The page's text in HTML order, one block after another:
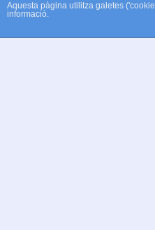
Aquesta pàgina utilitza galetes
informació.